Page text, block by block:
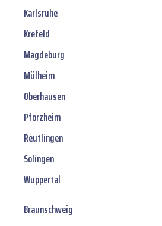
Karlsruhe
Krefeld
Magdeburg
Mülheim
Oberhausen
Pforzheim
Reutlingen
Solingen
Wuppertal
Braunschweig